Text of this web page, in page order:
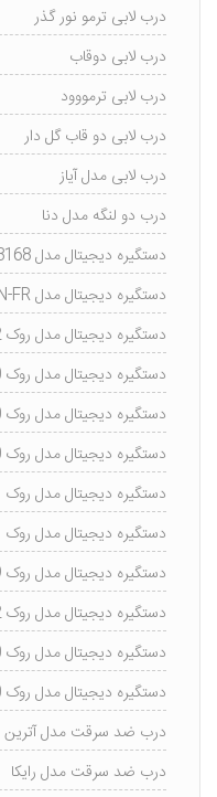
درب لابی ترمو نور گذر
درب لابی دوقاب
درب لابی ترمووود
درب لابی دو قاب گل دار
درب لابی مدل آیاز
درب دو لنگه مدل دنا
دستگیره دیجیتال مدل Yale YDM-3168
دستگیره دیجیتال مدل Yale VULCAN-FR
دستگیره دیجیتال مدل روک P402
دستگیره دیجیتال مدل روک H230
دستگیره دیجیتال مدل روک H210
دستگیره دیجیتال مدل روک H110
دستگیره دیجیتال مدل روک P231
دستگیره دیجیتال مدل روک P251
دستگیره دیجیتال مدل روک G669
دستگیره دیجیتال مدل روک ZX-V2
دستگیره دیجیتال مدل روک C420
دستگیره دیجیتال مدل روک C320
درب ضد سرقت مدل آترین
درب ضد سرقت مدل رایکا